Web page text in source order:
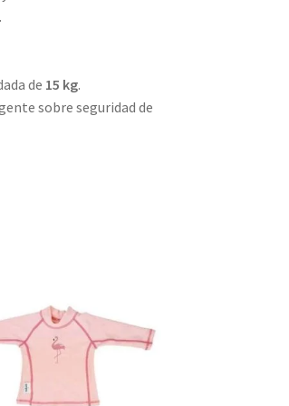
de 15 kg.
sobre seguridad de